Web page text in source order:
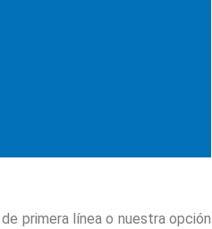
primera línea o nuestra opción